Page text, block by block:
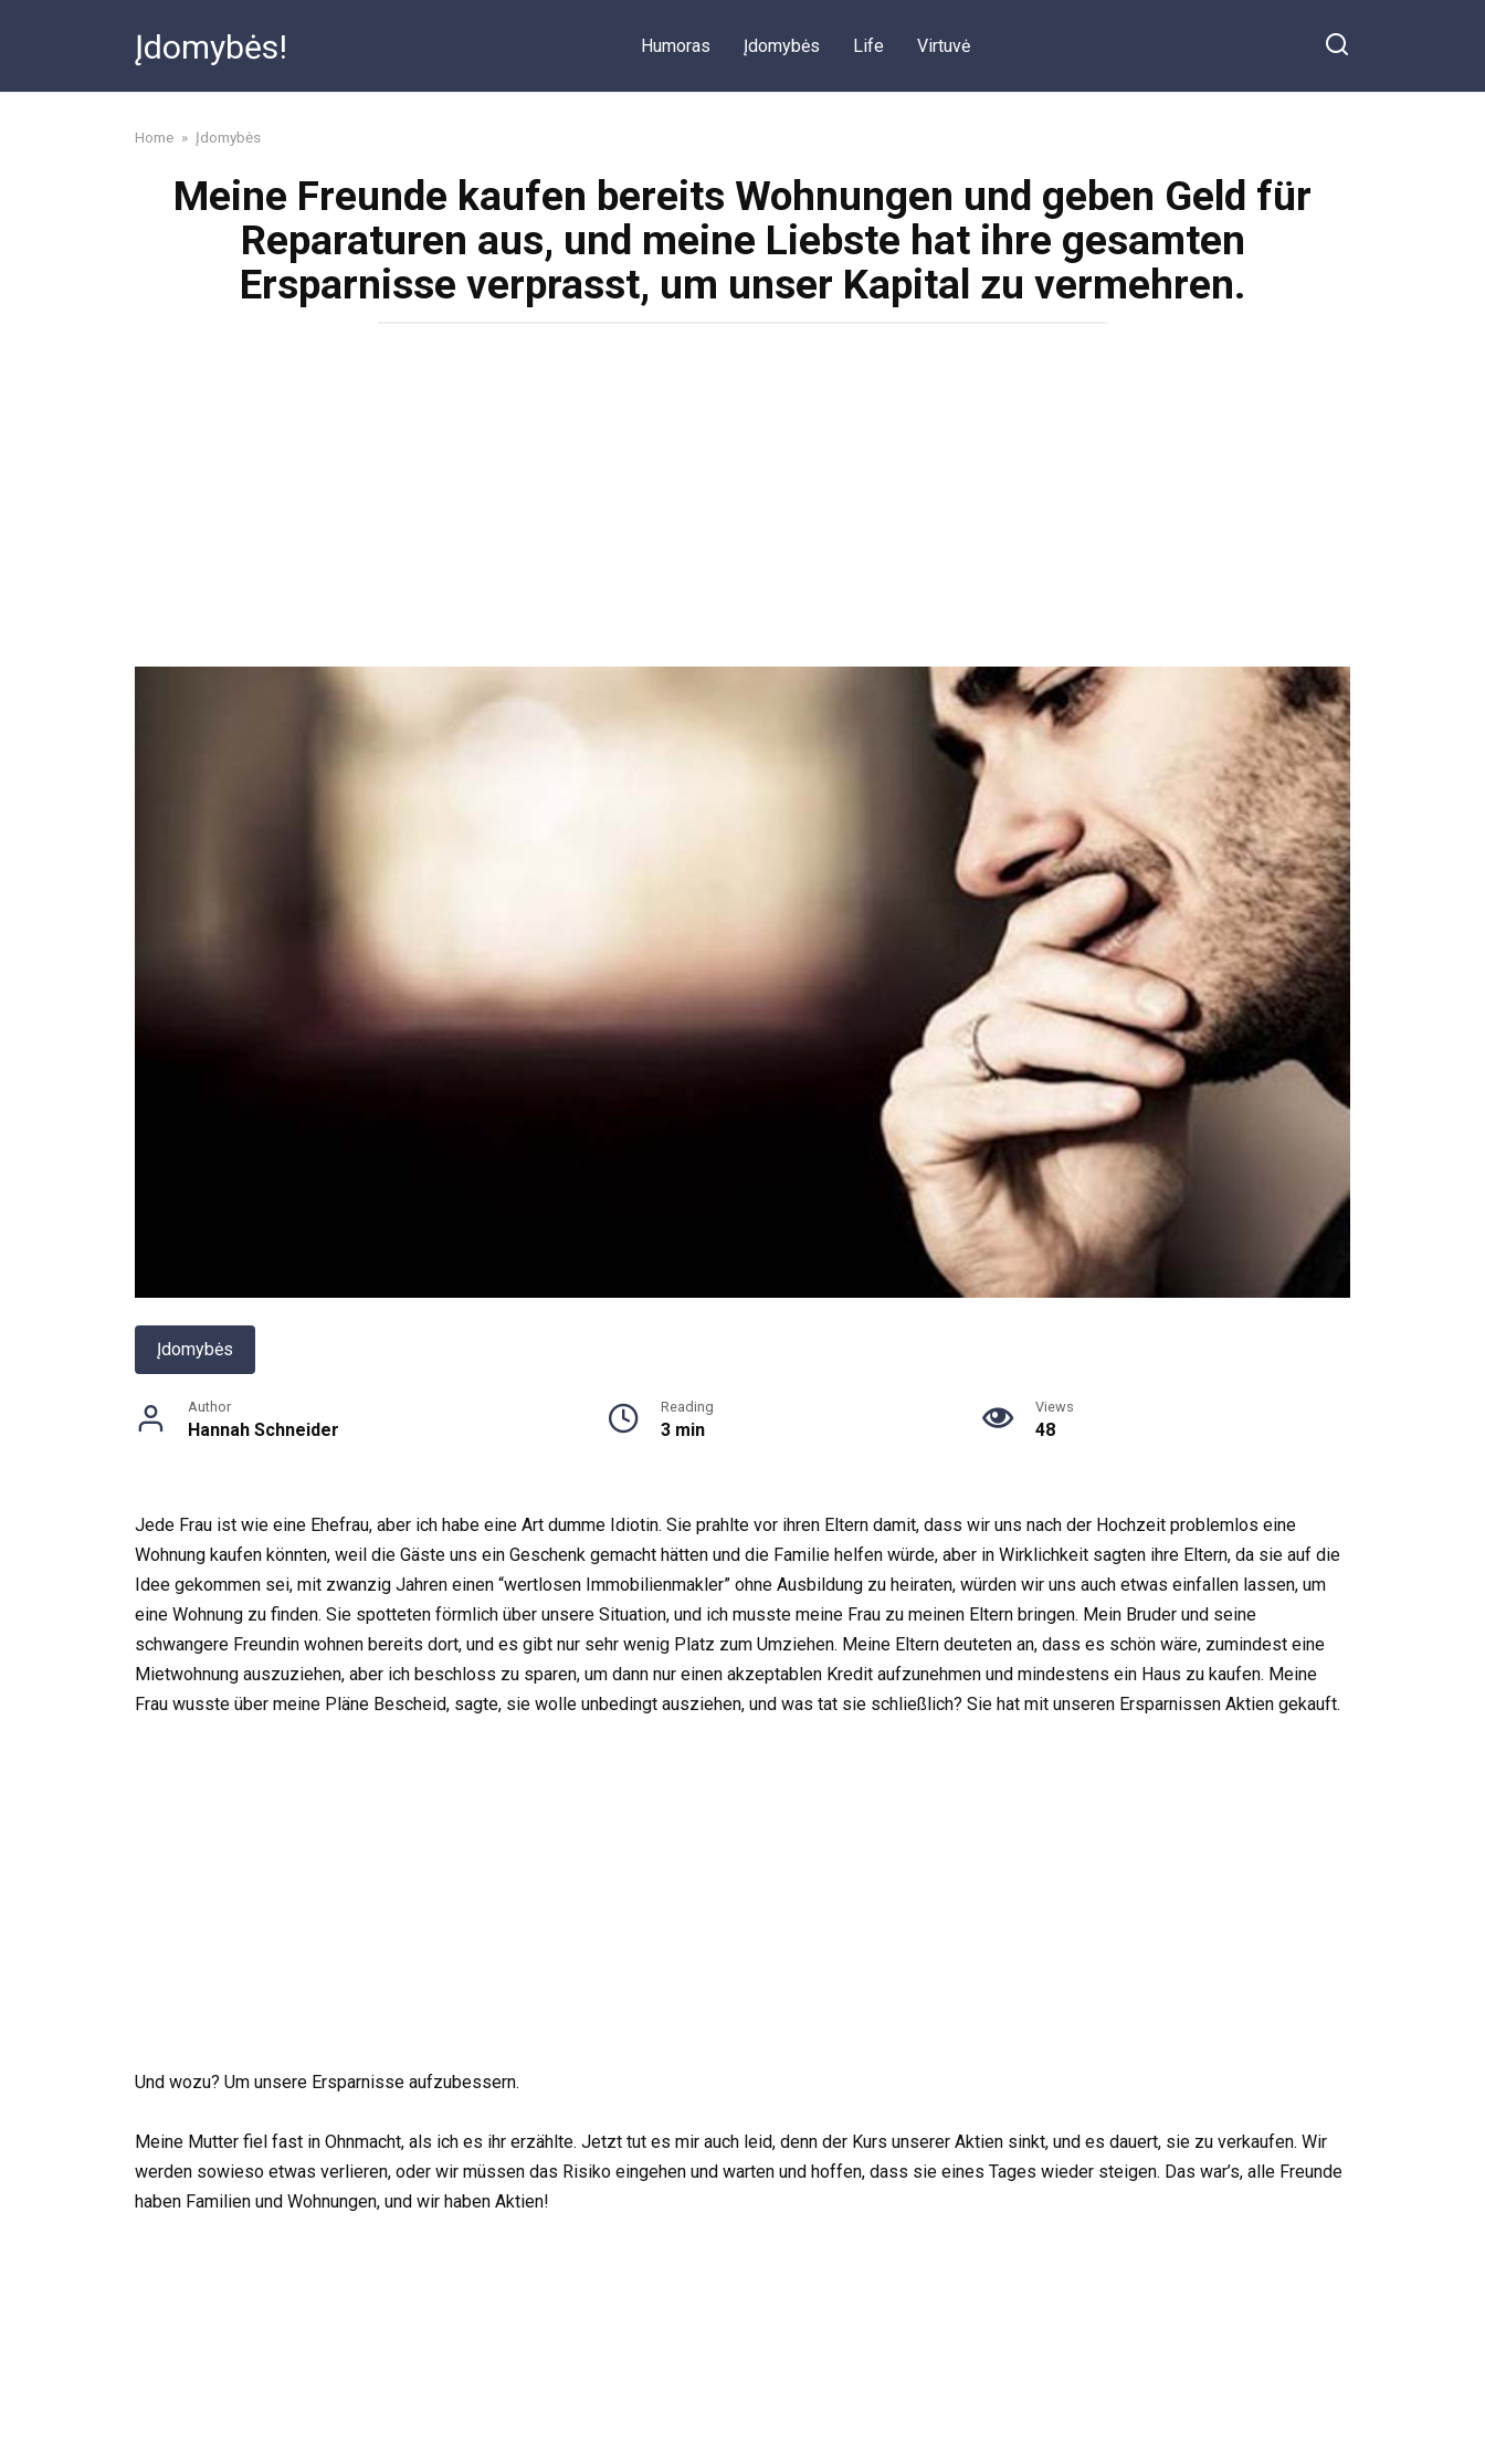
Įdomybės! Humoras Įdomybės Life Virtuvė
Home » Įdomybės
Meine Freunde kaufen bereits Wohnungen und geben Geld für
Reparaturen aus, und meine Liebste hat ihre gesamten
Ersparnisse verprasst, um unser Kapital zu vermehren.
Įdomybės
Author
Hannah Schneider
Reading
3 min
Views
48
Jede Frau ist wie eine Ehefrau, aber ich habe eine Art dumme Idiotin. Sie prahlte vor ihren Eltern damit, dass wir uns nach der Hochzeit problemlos eine
Wohnung kaufen könnten, weil die Gäste uns ein Geschenk gemacht hätten und die Familie helfen würde, aber in Wirklichkeit sagten ihre Eltern, da sie auf die
Idee gekommen sei, mit zwanzig Jahren einen “wertlosen Immobilienmakler” ohne Ausbildung zu heiraten, würden wir uns auch etwas einfallen lassen, um
eine Wohnung zu finden. Sie spotteten förmlich über unsere Situation, und ich musste meine Frau zu meinen Eltern bringen. Mein Bruder und seine
schwangere Freundin wohnen bereits dort, und es gibt nur sehr wenig Platz zum Umziehen. Meine Eltern deuteten an, dass es schön wäre, zumindest eine
Mietwohnung auszuziehen, aber ich beschloss zu sparen, um dann nur einen akzeptablen Kredit aufzunehmen und mindestens ein Haus zu kaufen. Meine
Frau wusste über meine Pläne Bescheid, sagte, sie wolle unbedingt ausziehen, und was tat sie schließlich? Sie hat mit unseren Ersparnissen Aktien gekauft.
Und wozu? Um unsere Ersparnisse aufzubessern.
Meine Mutter fiel fast in Ohnmacht, als ich es ihr erzählte. Jetzt tut es mir auch leid, denn der Kurs unserer Aktien sinkt, und es dauert, sie zu verkaufen. Wir
werden sowieso etwas verlieren, oder wir müssen das Risiko eingehen und warten und hoffen, dass sie eines Tages wieder steigen. Das war’s, alle Freunde
haben Familien und Wohnungen, und wir haben Aktien!